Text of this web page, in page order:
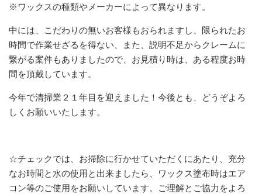
※ワックスの種類やメーカーによって異なります。
中には、こだわりの無いお客様もおられますし、限られたお
時間で作業せざるを得ない、また、説明不足からクレームに
繋がる案件もありましたので、お見積り時は、ある程度お時
間を頂戴しています。
今年で清掃業２１年目を迎えました！今後とも、どうぞよろ
しくお願いいたします。
☆チェックでは、お掃除に行かせていただくにあたり、充分
なお時間と水の使用と出来ましたら、ワックス塗布時はエア
コン等のご使用をお願いしています。ご理解とご協力をよろ